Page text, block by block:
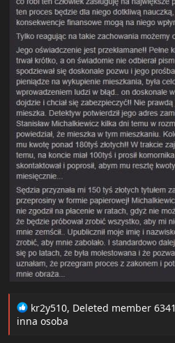
R
e
kr2y510, Deleted member 6341
inna osoba